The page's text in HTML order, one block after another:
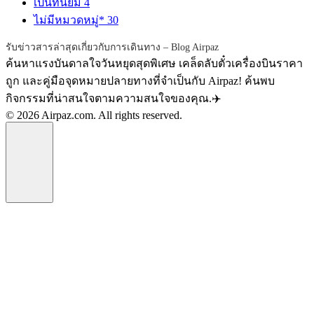
ไม่มีหมวดหมู่* 30
รับข่าวสารล่าสุดเกี่ยวกับการเดินทาง – Blog Airpaz
ค้นหาแรงบันดาลใจวันหยุดสุดพิเศษ เคล็ดลับตั๋วเครื่องบินราคา
ถูก และคู่มือจุดหมายปลายทางที่จำเป็นกับ Airpaz! ค้นพบ
กิจกรรมที่น่าสนใจตามความสนใจของคุณ.✈️
© 2026 Airpaz.com. All rights reserved.